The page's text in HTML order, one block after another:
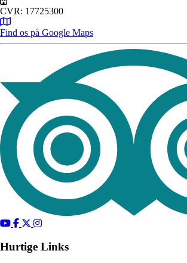
CVR: 17725300
Find os på Google Maps
Hurtige Links